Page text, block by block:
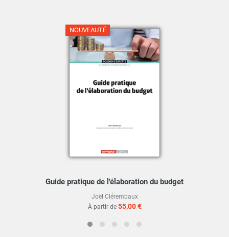
NOUVEAUTÉ
Guide pratique de l'élaboration du budget
Joël Clérembaux
À partir de 55,00 €